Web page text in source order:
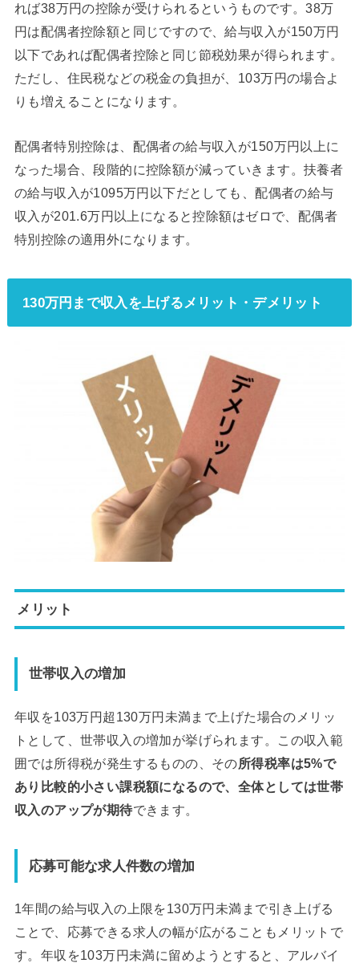
れば38万円の控除が受けられるというものです。38万
円は配偶者控除額と同じですので、給与収入が150万円
以下であれば配偶者控除と同じ節税効果が得られます。
ただし、住民税などの税金の負担が、103万円の場合よ
りも増えることになります。
配偶者特別控除は、配偶者の給与収入が150万円以上に
なった場合、段階的に控除額が減っていきます。扶養者
の給与収入が1095万円以下だとしても、配偶者の給与
収入が201.6万円以上になると控除額はゼロで、配偶者
特別控除の適用外になります。
130万円まで収入を上げるメリット・デメリット
メリット
世帯収入の増加
年収を103万円超130万円未満まで上げた場合のメリッ
トとして、世帯収入の増加が挙げられます。この収入範
囲では所得税が発生するものの、その所得税率は5%で
あり比較的小さい課税額になるので、全体としては世帯
収入のアップが期待できます。
応募可能な求人件数の増加
1年間の給与収入の上限を130万円未満まで引き上げる
ことで、応募できる求人の幅が広がることもメリットで
す。年収を103万円未満に留めようとすると、アルバイ